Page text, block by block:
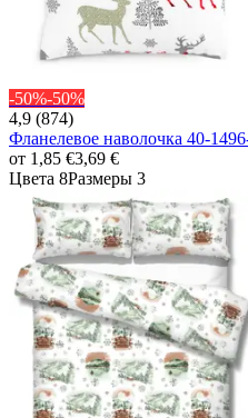
-50%-50%
4,9 (874)
Фланелевое наволочка 40-
от 1,85 €3,69 €
Цвета 8Размеры 3